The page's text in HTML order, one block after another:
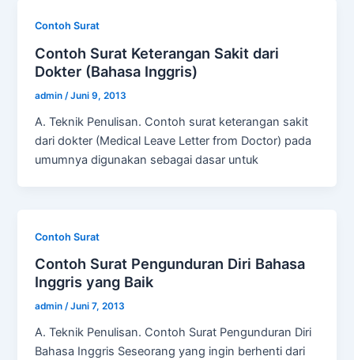
Contoh Surat
Contoh Surat Keterangan Sakit dari
Dokter (Bahasa Inggris)
admin/Juni 9, 2013
A. Teknik Penulisan. Contoh surat keterangan sakit
dari dokter (Medical Leave Letter from Doctor) pada
umumnya digunakan sebagai dasar untuk
Contoh Surat
Contoh Surat Pengunduran Diri Bahasa
Inggris yang Baik
admin/Juni 7, 2013
A. Teknik Penulisan. Contoh Surat Pengunduran Diri
Bahasa Inggris Seseorang yang ingin berhenti dari